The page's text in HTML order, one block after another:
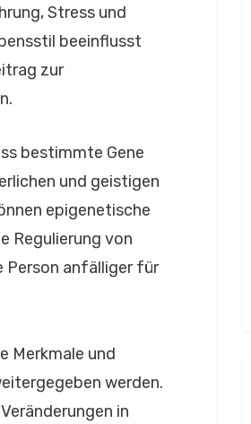
Stress und
beeinflusst
zur
bestimmte Gene
und geistigen
epigenetische
Regulierung von
Person anfälliger für
Merkmale und
werden.
in